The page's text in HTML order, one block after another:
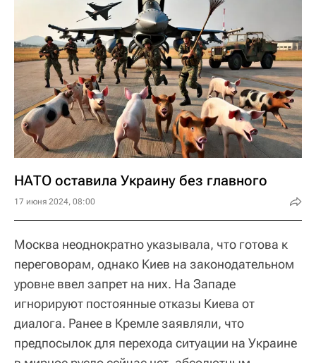
НАТО оставила Украину без главного
17 июня 2024, 08:00
Москва неоднократно указывала, что готова к
переговорам, однако Киев на законодательном
уровне ввел запрет на них. На Западе
игнорируют постоянные отказы Киева от
диалога. Ранее в Кремле заявляли, что
предпосылок для перехода ситуации на Украине